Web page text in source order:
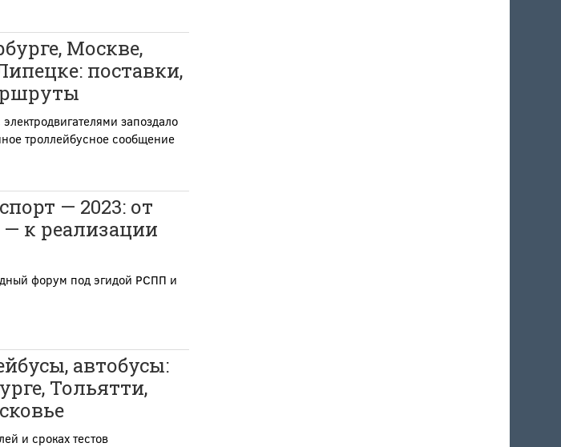
Москве,
поставки,
запоздало
троллейбусное сообщение
— 2023: от
— к реализации
форум под эгидой РСПП и
автобусы:
Тольятти,
и сроках тестов